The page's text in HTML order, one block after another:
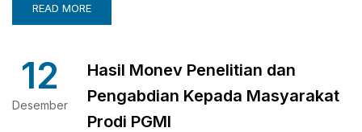
READ MORE
12
Desember
Hasil Monev Penelitian dan
Pengabdian Kepada Masyarakat
Prodi PGMI